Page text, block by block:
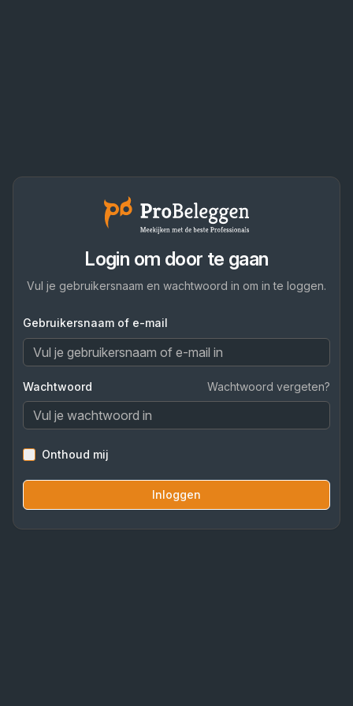
Login om door te gaan
Vul je gebruikersnaam en wachtwoord in om in te loggen.
Gebruikersnaam of e-mail
Wachtwoord Wachtwoord vergeten?
Onthoud mij
Inloggen